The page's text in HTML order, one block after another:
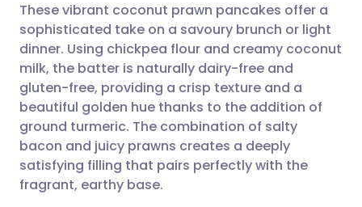
Dela via e-post
Dela via Facebook
Dela via LinkedIn
Dela via X
🇬🇧 English 🇩🇪 Deutsch
🇪🇸 Español 🇫🇷 Français
🇮🇹 Italiano 🇵🇹
🇮🇳 हिन्दी
These vibrant coconut prawn pancakes offer a
sophisticated take on a savoury brunch or light
dinner. Using chickpea flour and creamy coconut
milk, the batter is naturally dairy-free and
gluten-free, providing a crisp texture and a
beautiful golden hue thanks to the addition of
ground turmeric. The combination of salty
bacon and juicy prawns creates a deeply
satisfying filling that pairs perfectly with the
fragrant, earthy base.